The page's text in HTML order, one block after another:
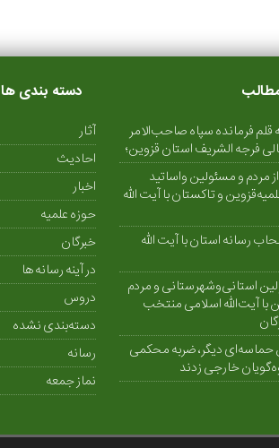
قلم فرمانده سپاه صاحب‌الامر
فرجه الشریف استان قزوین؛
مردم و مسئولین واساتید
و تاکستان با آیت الله
رسانه استان با آیت الله
استانی‌وشهرستانی و مردم‌
با آیت‌الله‌ اسلامی منتخب
حماسه‌ای دیگر، ضربه محکمی
خارجی زدند
دسته بندی ها
آثار
احادیث
اخبار
حوزه علمیه
خبرگان
در آینه رسانه ها
دروس
دسته‌بندی نشده
رسانه
نماز جمعه